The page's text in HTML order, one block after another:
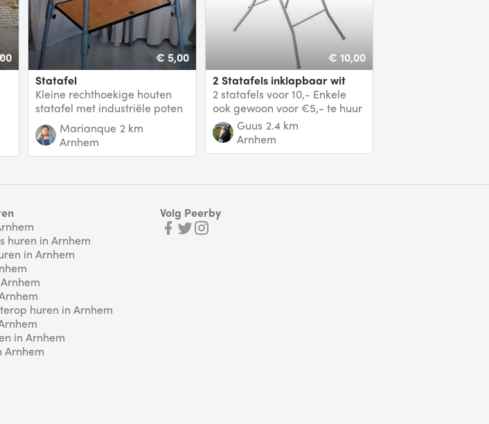
€ 5,00
Statafel
Kleine rechthoekige houten
statafel met industriële poten
en eventueel een extra
onderste plank. De
Marianque 2 km
Arnhem
€ 10,00
2 Statafels inklapbaar wit
2 statafels voor 10,- Enkele
ook gewoon voor €5,- te huur
Guus 2.4 km
Arnhem
huren in Arnhem
in Arnhem
huren in Arnhem
in Arnhem
Arnhem
Volg Peerby